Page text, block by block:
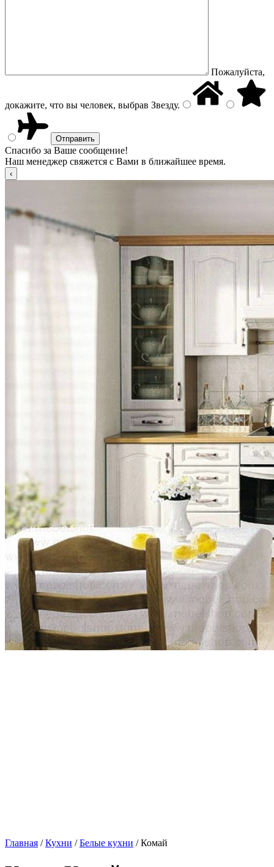
Пожалуйста,
докажите, что вы человек, выбрав Звезду.
Спасибо за Ваше сообщение!
Наш менеджер свяжется с Вами в ближайшее время.
Главная /Кухни /Белые кухни / Комай